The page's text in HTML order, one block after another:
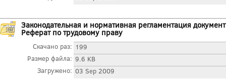
Законодательная и нормативная регламентация
Реферат по трудовому праву
Скачано раз: 199
Размер файла: 9.6 KB
Загружено: 03 Sep 2009